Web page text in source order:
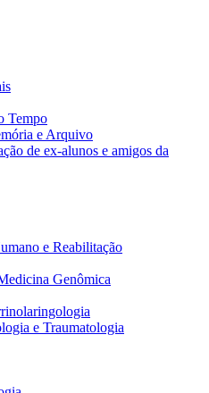
Tempo
e Arquivo
de ex-alunos e amigos da
e Reabilitação
Genômica
e Traumatologia